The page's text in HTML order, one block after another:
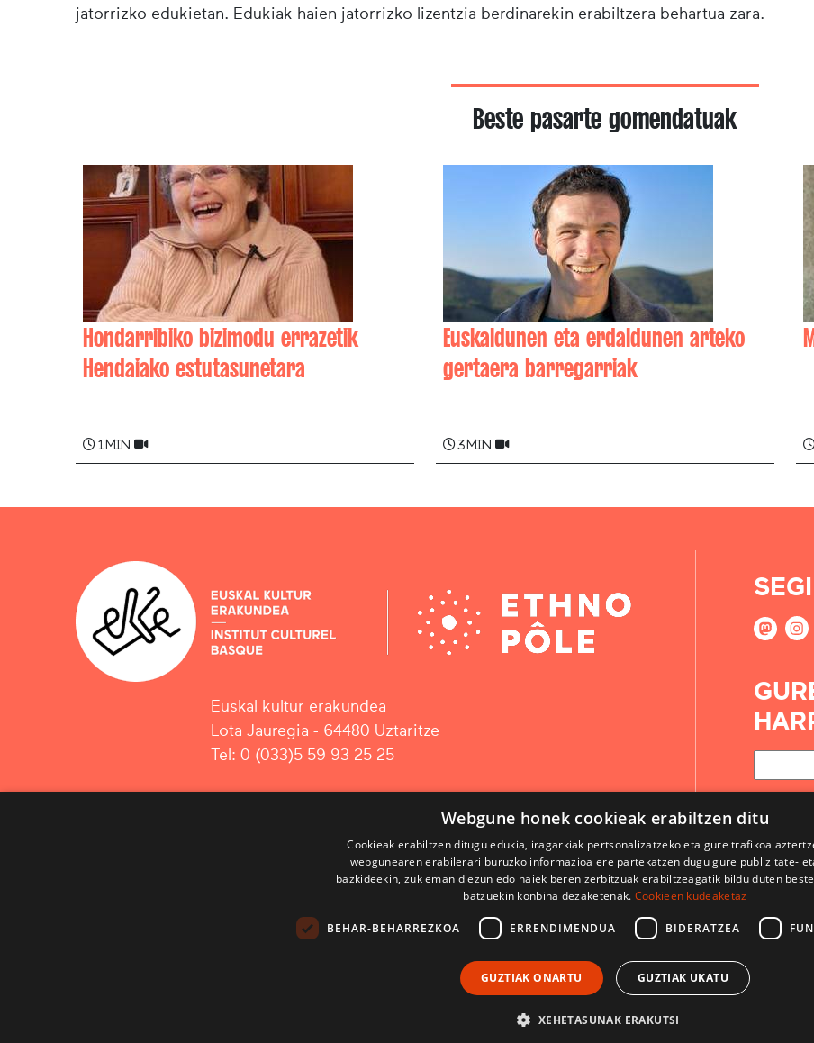
jatorrizko edukietan. Edukiak haien jatorrizko lizentzia berdinarekin erabiltzera behartua zara.
Beste pasarte gomendatuak
Hondarribiko bizimodu errazetik
Hendaiako estutasunetara
1 min
Euskaldunen eta erdaldunen arteko
gertaera barregarriak
3 min
Euskal kultur erakundea
Lota Jauregia - 64480 Uztaritze
Tel: 0 (033)5 59 93 25 25
KONTAKTUA
ERABILPEN BALDINTZAK
CodeSyntax-ek garatua. Softwarea:
Webgune honek cookieak erabiltzen ditu
Cookieak erabiltzen ditugu edukia, iragarkiak pertsonalizatzeko eta gure trafikoa
webgunearen erabilerari buruzko informazioa ere partekatzen dugu gure publizitate-
bazkideekin, zuk eman diezun edo haiek beren zerbitzuak erabiltzeagatik bildu duten
batzuekin konbina dezaketenak. Cookieen kudeaketaz
BEHAR-BEHARREZKOA ERRENDIMENDUA BIDERATZEA
GUZTIAK ONARTU GUZTIAK UKATU
XEHETASUNAK ERAKUTSI